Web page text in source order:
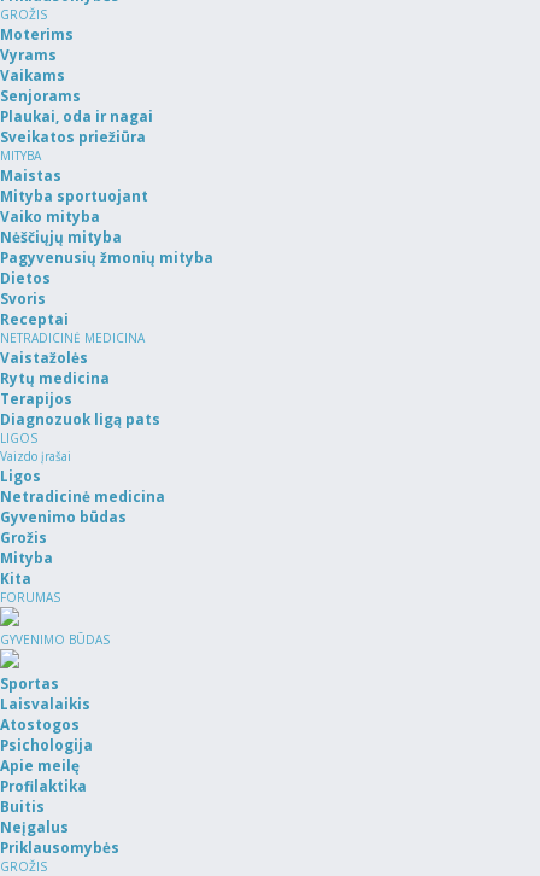
GROŽIS
Moterims
Vyrams
Vaikams
Senjorams
Plaukai, oda ir nagai
Sveikatos priežiūra
MITYBA
Maistas
Mityba sportuojant
Vaiko mityba
Nėščiųjų mityba
Pagyvenusių žmonių mityba
Dietos
Svoris
Receptai
NETRADICINĖ MEDICINA
Vaistažolės
Rytų medicina
Terapijos
Diagnozuok ligą pats
LIGOS
Vaizdo įrašai
Ligos
Netradicinė medicina
Gyvenimo būdas
Grožis
Mityba
Kita
FORUMAS
GYVENIMO BŪDAS
Sportas
Laisvalaikis
Atostogos
Psichologija
Apie meilę
Profilaktika
Buitis
Neįgalus
Priklausomybės
GROŽIS